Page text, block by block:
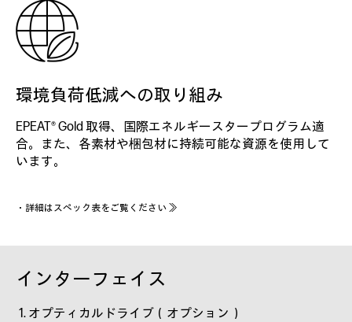
環境負荷低減への取り組み
EPEAT® Gold 取得、国際エネルギースタープログラム適
合。また、各素材や梱包材に持続可能な資源を使用して
います。
・ 詳細はスペック表をご覧ください ≫
インターフェイス
オプティカルドライブ（オプション）